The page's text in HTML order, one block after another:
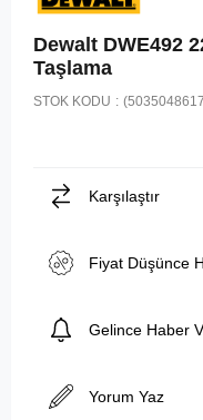
Dewalt DWE492
Taşlama
STOK KODU
Karşılaştır
Fiyat Düşünce
Gelince Haber
Yorum Yaz